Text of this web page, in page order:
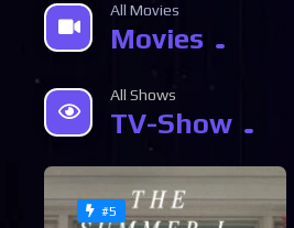
All Movies
Movies
All Shows
TV-Show
#5